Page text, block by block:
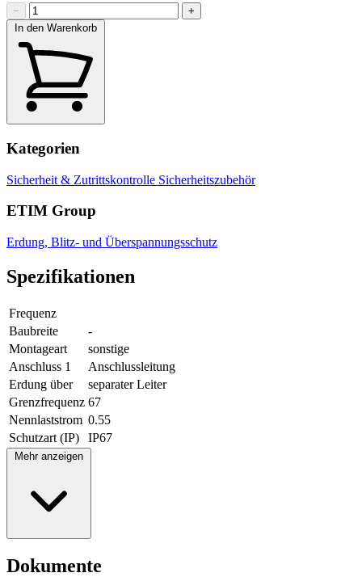
−
+
In den Warenkorb
Kategorien
Sicherheit & Zutrittskontrolle Sicherheitszubehör
ETIM Group
Erdung, Blitz- und Überspannungsschutz
Spezifikationen
Frequenz
Baubreite
-
Montageart
sonstige
Anschluss 1
Anschlussleitung
Erdung über
separater Leiter
Grenzfrequenz 67
Nennlaststrom 0.55
Schutzart (IP)
IP67
Mehr anzeigen
Dokumente